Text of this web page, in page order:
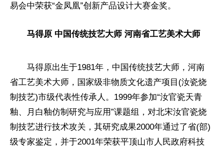
易会中荣获“金凤凰”创新产品设计大赛金奖。
马得原 中国传统技艺大师 河南省工艺美术大师
马得原出生于1981年，中国传统技艺大师，河南
省工艺美术大师， 国家级非物质文化遗产项目(汝瓷烧
制技艺)市级代表性传承人。1999年参加“汝官瓷天青
釉、月白釉仿制研究与应用”课题组，对北宋汝官瓷烧
制技艺进行技术攻关，其研究成果2000年通过了省(部)
级专家鉴定，并于2001年荣获平顶山市人民政府科技